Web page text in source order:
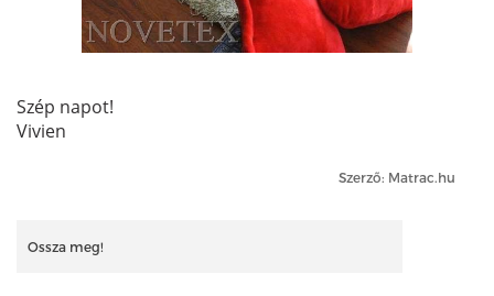
Szép napot!
Vivien
Szerző: Matrac.hu
Ossza meg!